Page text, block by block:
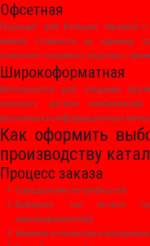
Офсетная
Подходит для больших тиражей и
низкой стоимости на единицу
позволяет создавать изделия с
Широкоформатная
Используется для создания
передать детали
рекламных и информационных
Как оформить
производству
Процесс заказа
Определение потребностей.
Выберите тип печати
широкоформатная).
Укажите количество и